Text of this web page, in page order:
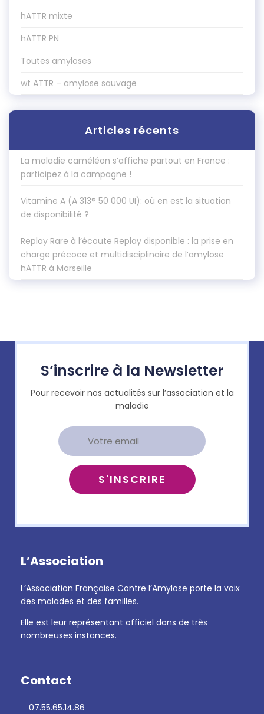
hATTR mixte
hATTR PN
Toutes amyloses
wt ATTR – amylose sauvage
Articles récents
La maladie caméléon s’affiche partout en France :
participez à la campagne !
Vitamine A (A 313® 50 000 UI): où en est la situation
de disponibilité ?
Replay Rare à l’écoute Replay disponible : la prise en
charge précoce et multidisciplinaire de l’amylose
hATTR à Marseille
S’inscrire à la Newsletter
Pour recevoir nos actualités sur l’association et la
maladie
L’Association
L’Association Française Contre l’Amylose porte la voix
des malades et des familles.
Elle est leur représentant officiel dans de très
nombreuses instances.
Contact
07.55.65.14.86